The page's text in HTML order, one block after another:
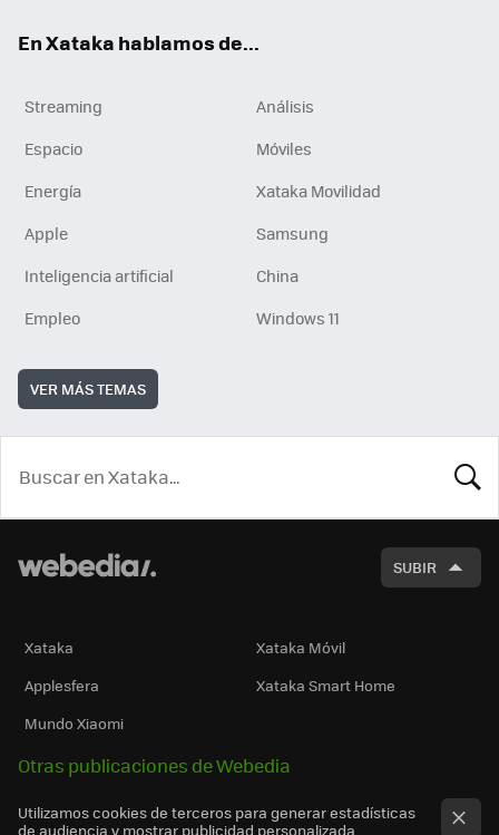
En Xataka hablamos de...
Streaming
Análisis
Espacio
Móviles
Energía
Xataka Movilidad
Apple
Samsung
Inteligencia artificial
China
Empleo
Windows 11
VER MÁS TEMAS
SUBIR
Xataka
Xataka Móvil
Applesfera
Xataka Smart Home
Mundo Xiaomi
Otras publicaciones de Webedia
Utilizamos cookies de terceros para generar estadísticas
de audiencia y mostrar publicidad personalizada